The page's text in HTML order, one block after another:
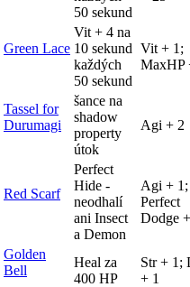
50 sekund
Green Lace
Vit + 4 na
10 sekund
každých
50 sekund
Vit + 1;
MaxHP
Tassel for
Durumagi
šance na
shadow
property
útok
Agi + 2
Red Scarf
Perfect
Hide -
neodhalí
ani Insect
a Demon
Agi + 1;
Perfect
Dodge
Golden
Bell
Heal za
400 HP
Str + 1;
+ 1